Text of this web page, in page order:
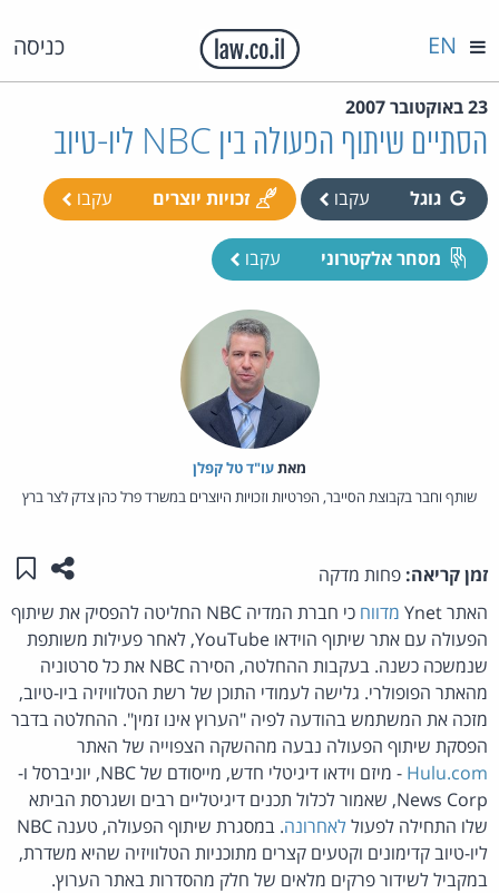
כניסה EN
23 באוקטובר 2007
הסתיים שיתוף הפעולה בין NBC ליו-טיוב
גוגל עקבו זכויות יוצרים עקבו
מסחר אלקטרוני עקבו
מאת‏עו"ד טל קפלן
שותף וחבר בקבוצת הסייבר, הפרטיות וזכויות היוצרים במשרד פרל כהן צדק לצר ברץ
זמן קריאה: פחות מדקה שתפו
האתר Ynet מדווח
כי חברת המדיה NBC החליטה להפסיק את שיתוף
הפעולה עם אתר שיתוף הוידאו YouTube, לאחר פעילות משותפת
שנמשכה כשנה. בעקבות ההחלטה, הסירה NBC את כל סרטוניה
מהאתר הפופולרי. גלישה לעמודי התוכן של רשת הטלוויזיה ביו-טיוב,
מזכה את המשתמש בהודעה לפיה "הערוץ אינו זמין". ההחלטה בדבר
הפסקת שיתוף הפעולה נבעה מההשקה הצפוייה של האתר
Hulu.com
- מיזם וידאו דיגיטלי חדש, מייסודם של NBC, יוניברסל ו-
News Corp, שאמור לכלול תכנים דיגיטליים רבים ושגרסת הביתא
שלו התחילה לפעוללאחרונה
. במסגרת שיתוף הפעולה, טענה NBC
ליו-טיוב קדימונים וקטעים קצרים מתוכניות הטלוויזיה שהיא משדרת,
במקביל לשידור פרקים מלאים של חלק מהסדרות באתר הערוץ.